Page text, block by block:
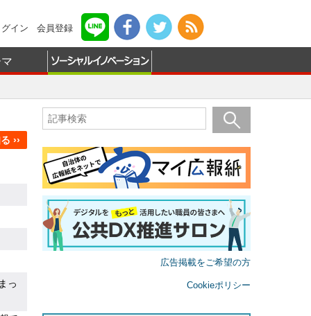
イン 会員登録
››
っ
広告掲載をご希望の方
Cookieポリシー